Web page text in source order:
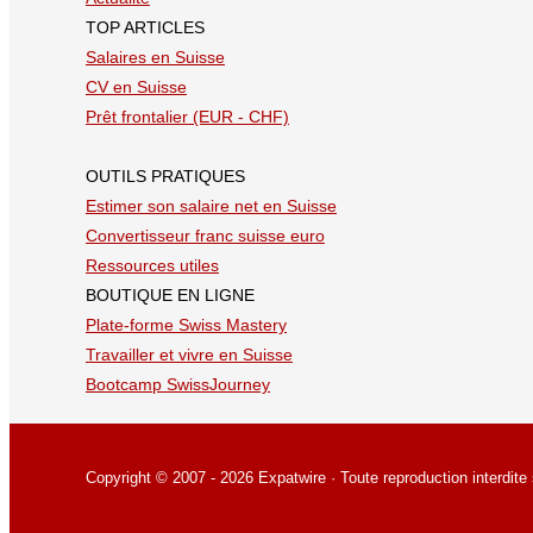
TOP ARTICLES
Salaires en Suisse
CV en Suisse
Prêt frontalier (EUR - CHF)
OUTILS PRATIQUES
Estimer son salaire net en Suisse
Convertisseur franc suisse euro
Ressources utiles
BOUTIQUE EN LIGNE
Plate-forme Swiss Mastery
Travailler et vivre en Suisse
Bootcamp SwissJourney
Copyright © 2007 - 2026 Expatwire · Toute reproduction